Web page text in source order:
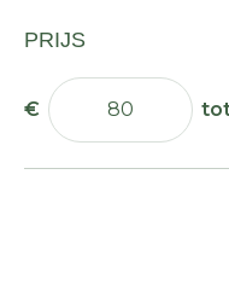
PRIJS